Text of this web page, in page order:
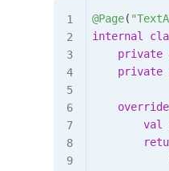
@Page(
internal
private
private
override
val